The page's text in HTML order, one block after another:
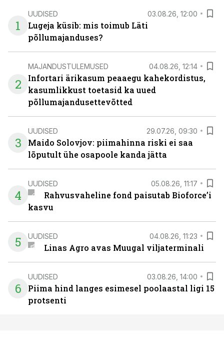
1
UUDISED 03.08.26, 12:00
Lugeja küsib: mis toimub Läti
põllumajanduses?
2
MAJANDUSTULEMUSED 04.08.26, 12:14
Infortari ärikasum peaaegu kahekordistus,
kasumlikkust toetasid ka uued
põllumajandusettevõtted
3
UUDISED 29.07.26, 09:30
Maido Solovjov: piimahinna riski ei saa
lõputult ühe osapoole kanda jätta
4
UUDISED 05.08.26, 11:17
Rahvusvaheline fond paisutab Bioforce’i
kasvu
5 UUDISED 04.08.26, 11:23
Linas Agro avas Muugal viljaterminali
6
UUDISED 03.08.26, 14:00
Piima hind langes esimesel poolaastal ligi 15
protsenti